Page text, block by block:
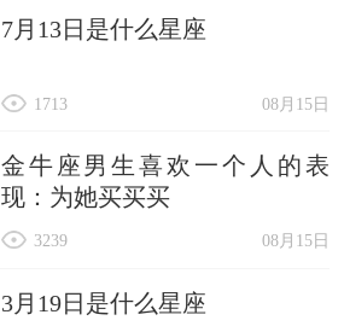
7月13日是什么星座
08月15日
1713
金牛座男生喜欢一个人的表
现：为她买买买
08月15日
3239
3月19日是什么星座